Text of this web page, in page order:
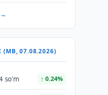
(MB, 07.08.2026)
so'm ↑ 0.24%